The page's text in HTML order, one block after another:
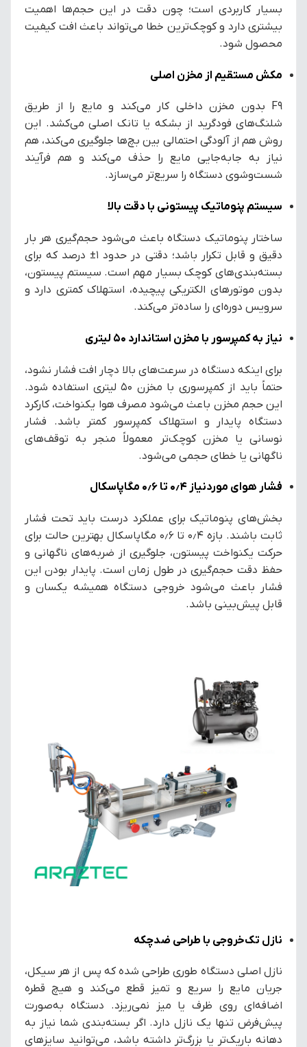
بسیار کاربردی است؛ چون دقت در این حجم‌ها اهمیت
بیشتری دارد و کوچک‌ترین خطا می‌تواند باعث افت کیفیت
محصول شود.
مکش مستقیم از مخزن اصلی
F9 بدون مخزن داخلی کار می‌کند و مایع را از طریق
شلنگ‌های فودگرید از بشکه یا تانک اصلی می‌کشد. این
روش هم از آلودگی احتمالی بین بچ‌ها جلوگیری می‌کند، هم
نیاز به جابه‌جایی مایع را حذف می‌کند و هم فرآیند
شست‌وشوی دستگاه را سریع‌تر می‌سازد.
سیستم پنوماتیک پیستونی با دقت بالا
ساختار پنوماتیک دستگاه باعث می‌شود حجم‌گیری هر بار
دقیق و قابل تکرار باشد؛ دقتی در حدود ۱± درصد که برای
بسته‌بندی‌های کوچک بسیار مهم است. سیستم پیستون،
بدون موتورهای الکتریکی پیچیده، استهلاک کمتری دارد و
سرویس دوره‌ای را ساده‌تر می‌کند.
نیاز به کمپرسور با مخزن استاندارد ۵۰ لیتری
برای اینکه دستگاه در سرعت‌های بالا دچار افت فشار نشود،
حتماً باید از کمپرسوری با مخزن ۵۰ لیتری استفاده شود.
این حجم مخزن باعث می‌شود مصرف هوا یکنواخت، کارکرد
دستگاه پایدار و استهلاک کمپرسور کمتر باشد. فشار
نوسانی یا مخزن کوچک‌تر معمولاً منجر به توقف‌های
ناگهانی یا خطای حجمی می‌شود.
فشار هوای موردنیاز ۰٫۴ تا ۰٫۶ مگاپاسکال
بخش‌های پنوماتیک برای عملکرد درست باید تحت فشار
ثابت باشند. بازه ۰٫۴ تا ۰٫۶ مگاپاسکال بهترین حالت برای
حرکت یکنواخت پیستون، جلوگیری از ضربه‌های ناگهانی و
حفظ دقت حجم‌گیری در طول زمان است. پایدار بودن این
فشار باعث می‌شود خروجی دستگاه همیشه یکسان و
قابل پیش‌بینی باشد.
نازل تک‌خروجی با طراحی ضدچکه
نازل اصلی دستگاه طوری طراحی شده که پس از هر سیکل،
جریان مایع را سریع و تمیز قطع می‌کند و هیچ قطره
اضافه‌ای روی ظرف یا میز نمی‌ریزد. دستگاه به‌صورت
پیش‌فرض تنها یک نازل دارد. اگر بسته‌بندی شما نیاز به
دهانه باریک‌تر یا بزرگ‌تر داشته باشد، می‌توانید سایزهای